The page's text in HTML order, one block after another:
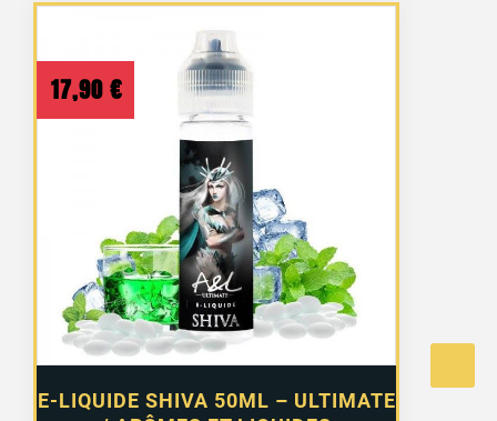
E-LIQUIDE SHIVA 50ML – ULTIMATE
17,90 €